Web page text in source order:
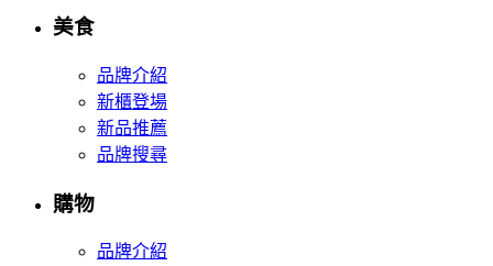
美食
品牌介紹
新櫃登場
新品推薦
品牌搜尋
購物
品牌介紹